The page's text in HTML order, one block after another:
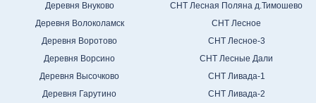
Деревня Внуково
Деревня Волоколамск
Деревня Воротово
Деревня Ворсино
Деревня Высочково
Деревня Гарутино
СНТ Лесная Поляна д.Тимошево
СНТ Лесное
СНТ Лесное-3
СНТ Лесные Дали
СНТ Ливада-1
СНТ Ливада-2